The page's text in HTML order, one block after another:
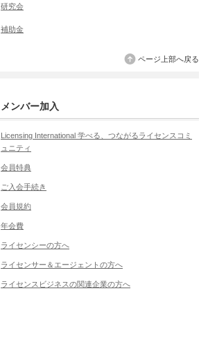
研究会
補助金
ページ上部へ戻る
メンバー加入
Licensing International 学べる、つながるライセンスコミ
ュニティ
会員特典
ご入会手続き
会員規約
年会費
ライセンシーの方へ
ライセンサー＆エージェントの方へ
ライセンスビジネスの関連企業の方へ